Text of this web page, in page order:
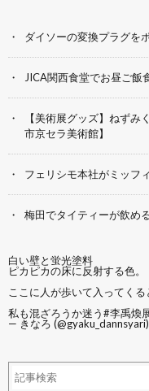
ダイソーの変換プラグを
JICA関西食堂でお昼ご飯
【美術展グッズ】ねず
市京セラ美術館】
フェリシモ本社がミッフ
梅田でタイティーが飲め
白い壁と蛍光塗料
ピカピカの床に反射する色。
ここに人が歩いて入ってく
私も混ざろうか迷う#李禹煥
— きなろ (@gyaku_dannsyari)